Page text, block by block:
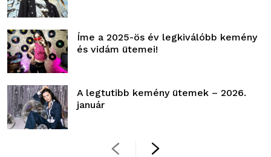
Íme a 2025-ös év legkiválóbb kemény
és vidám ütemei!
A legtutibb kemény ütemek – 2026.
január